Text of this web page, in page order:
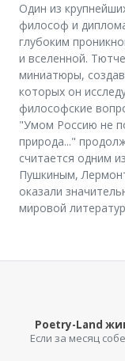
Один из
философ и
глубоким
и вселенной.
миниатюры,
которых он
философские
"Умом Россию не
природа..."
считается одним
Пушкиным,
оказали
мировой
Poetry-Land
Если за месяц